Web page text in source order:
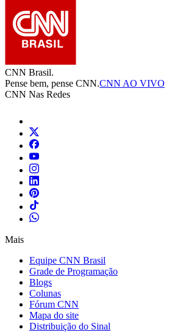
CNN Brasil.
Pense bem, pense CNN.CNN AO VIVO
CNN Nas Redes
Mais
Equipe CNN Brasil
Grade de Programação
Blogs
Colunas
Fórum CNN
Mapa do site
Distribuição do Sinal